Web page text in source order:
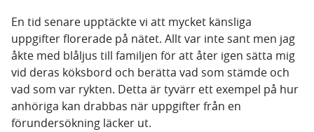
En tid senare upptäckte vi att mycket känsliga
uppgifter florerade på nätet. Allt var inte sant men jag
åkte med blåljus till familjen för att åter igen sätta mig
vid deras köksbord och berätta vad som stämde och
vad som var rykten. Detta är tyvärr ett exempel på hur
anhöriga kan drabbas när uppgifter från en
förundersökning läcker ut.